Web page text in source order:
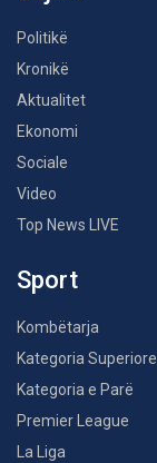
Politikë
Kronikë
Aktualitet
Ekonomi
Sociale
Video
Top News LIVE
Sport
Kombëtarja
Kategoria Superiore
Kategoria e Parë
Premier League
La Liga